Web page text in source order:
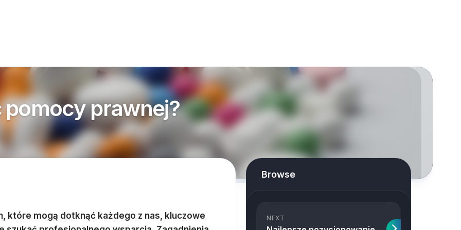
pomocy prawnej?
które mogą dotknąć każdego z nas, kluczowe
Browse
NEXT